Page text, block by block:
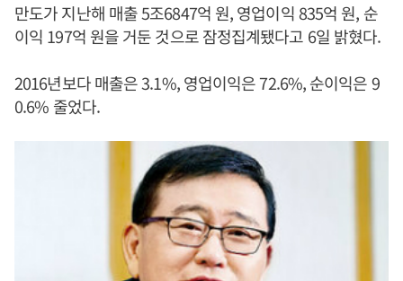
만도가 지난해 매출 5조6847억 원, 영업이익 835억 원, 순
이익 197억 원을 거둔 것으로 잠정집계됐다고 6일 밝혔다.
2016년보다 매출은 3.1%, 영업이익은 72.6%, 순이익은 9
0.6% 줄었다.